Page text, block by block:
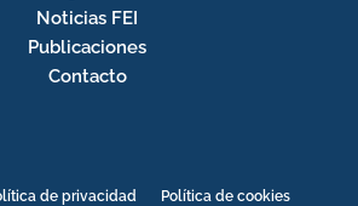
Noticias FEI
Publicaciones
Contacto
de privacidad Política de cookies